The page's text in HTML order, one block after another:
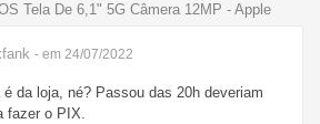
Tela De 6,1" 5G Câmera 12MP - Apple
- em 24/07/2022
da loja, né? Passou das 20h deveriam
fazer o PIX.